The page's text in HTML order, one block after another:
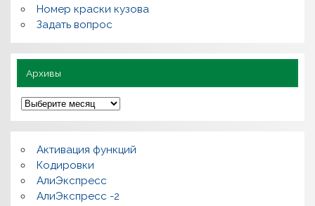
л
з
Номер краски кузова
Задать вопрос
Архивы
А
р
х
и
ы
Активация функций
Кодировки
АлиЭкспресс
АлиЭкспресс -2